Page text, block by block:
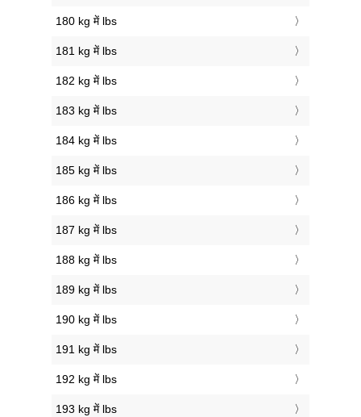
180 kg में lbs
181 kg में lbs
182 kg में lbs
183 kg में lbs
184 kg में lbs
185 kg में lbs
186 kg में lbs
187 kg में lbs
188 kg में lbs
189 kg में lbs
190 kg में lbs
191 kg में lbs
192 kg में lbs
193 kg में lbs